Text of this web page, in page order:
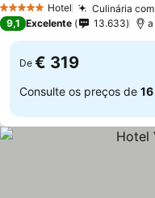
5 Estrelas Hotel Culinária
9,1 Excelente 13.633
De € 319
Consulte os preços de